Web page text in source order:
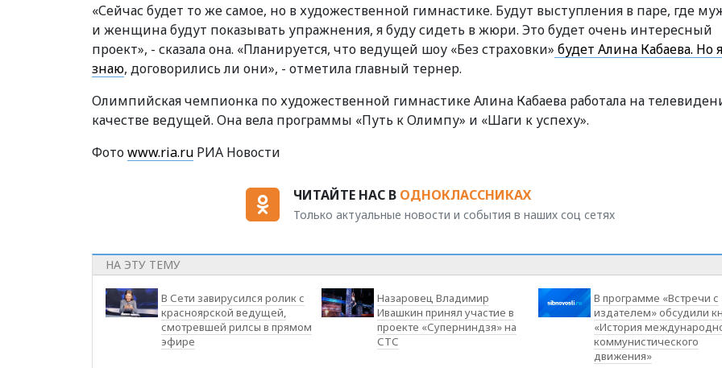
«Сейчас будет то же самое, но в художественной гимнастике. Будут выступления в паре, где
и женщина будут показывать упражнения, я буду сидеть в жюри. Это будет очень интересный
проект», - сказала она. «Планируется, что ведущей шоу «Без страховки» будет Алина Кабаева. Но
знаю, договорились ли они», - отметила главный тернер.
Олимпийская чемпионка по художественной гимнастике Алина Кабаева работала на
качестве ведущей. Она вела программы «Путь к Олимпу» и «Шаги к успеху».
Фотоwww.ria.ru РИА Новости
ЧИТАЙТЕ НАС В ОДНОКЛАССНИКАХ
Только актуальные новости и события в наших соц сетях
НА ЭТУ ТЕМУ
В Сети завирусился ролик с
красноярской ведущей,
смотревшей рилсы в прямом
эфире
Назаровец Владимир
Ивашкин принял участие в
проекте «Суперниндзя» на
СТС
В программе «Встречи с
издателем» обсудили
«История
коммунистического
движения»